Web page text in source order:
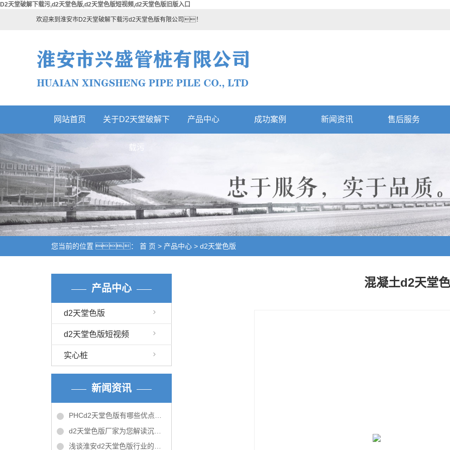
D2天堂破解下载污,d2天堂色版,d2天堂色版短视频,d2天堂色版旧版入口
欢迎来到淮安市D2天堂破解下载污d2天堂色版有限公司！
网站首页 关于D2天堂破解下
载污
产品中心 成功案例 新闻资讯 售后服务
您当前的位置 ： 首 页 > 产品中心 > d2天堂色版
产品中心
d2天堂色版
d2天堂色版短视频
实心桩
新闻资讯
PHCd2天堂色版有哪些优点呢？
d2天堂色版厂家为您解读沉入桩和灌注桩
浅谈淮安d2天堂色版行业的优势和未来的发展
混凝土d2天堂